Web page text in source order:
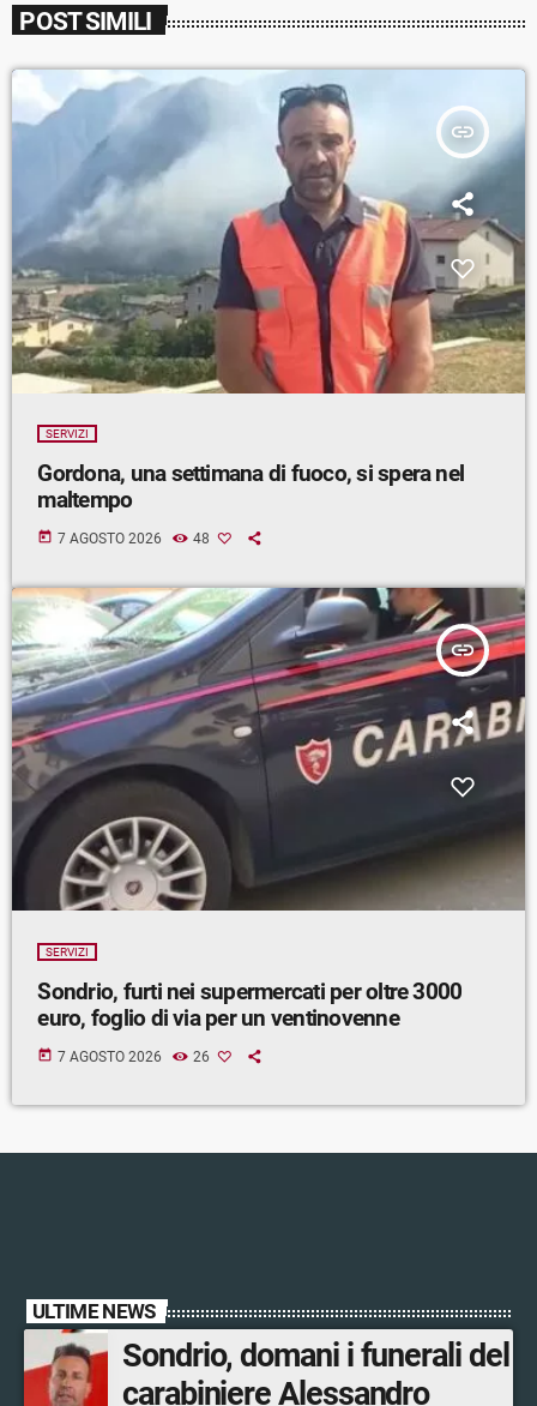
POST SIMILI
insert_link
SERVIZI
Gordona, una settimana di fuoco, si spera nel
maltempo
today 7 AGOSTO 2026 48
insert_link
SERVIZI
Sondrio, furti nei supermercati per oltre 3000
euro, foglio di via per un ventinovenne
today 7 AGOSTO 2026 26
ULTIME NEWS
Sondrio, domani i funerali del
carabiniere Alessandro